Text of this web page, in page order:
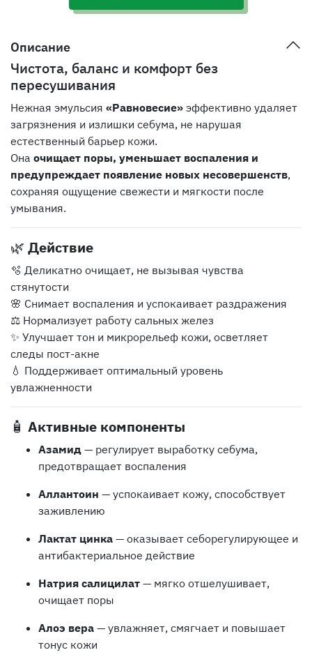
Описание
Чистота, баланс и комфорт без
пересушивания
Нежная эмульсия «Равновесие» эффективно удаляет
загрязнения и излишки себума, не нарушая
естественный барьер кожи.
Она очищает поры, уменьшает воспаления и
предупреждает появление новых несовершенств,
сохраняя ощущение свежести и мягкости после
умывания.
🌿 Действие
🫧 Деликатно очищает, не вызывая чувства
стянутости
🌸 Снимает воспаления и успокаивает раздражения
⚖️ Нормализует работу сальных желез
✨ Улучшает тон и микрорельеф кожи, осветляет
следы пост-акне
💧 Поддерживает оптимальный уровень
увлажненности
🧴 Активные компоненты
Азамид — регулирует выработку себума,
предотвращает воспаления
Аллантоин — успокаивает кожу, способствует
заживлению
Лактат цинка — оказывает себорегулирующее и
антибактериальное действие
Натрия салицилат — мягко отшелушивает,
очищает поры
Алоэ вера — увлажняет, смягчает и повышает
тонус кожи